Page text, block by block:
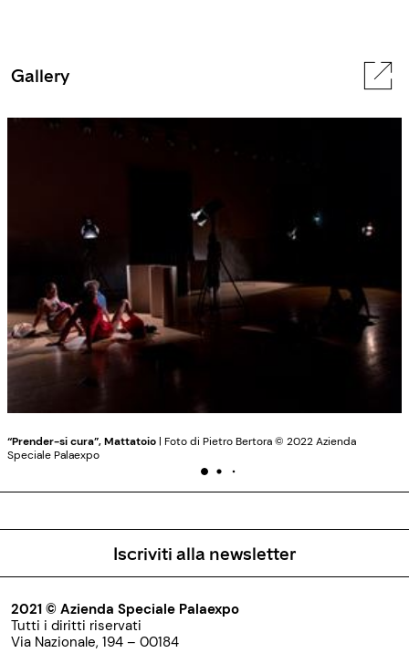
Gallery
“Prender-si cura”, Mattatoio| Foto di Pietro Bertora © 2022 Azienda
Speciale Palaexpo
Iscriviti alla newsletter
2021 © Azienda Speciale Palaexpo
Tutti i diritti riservati
Via Nazionale, 194 – 00184